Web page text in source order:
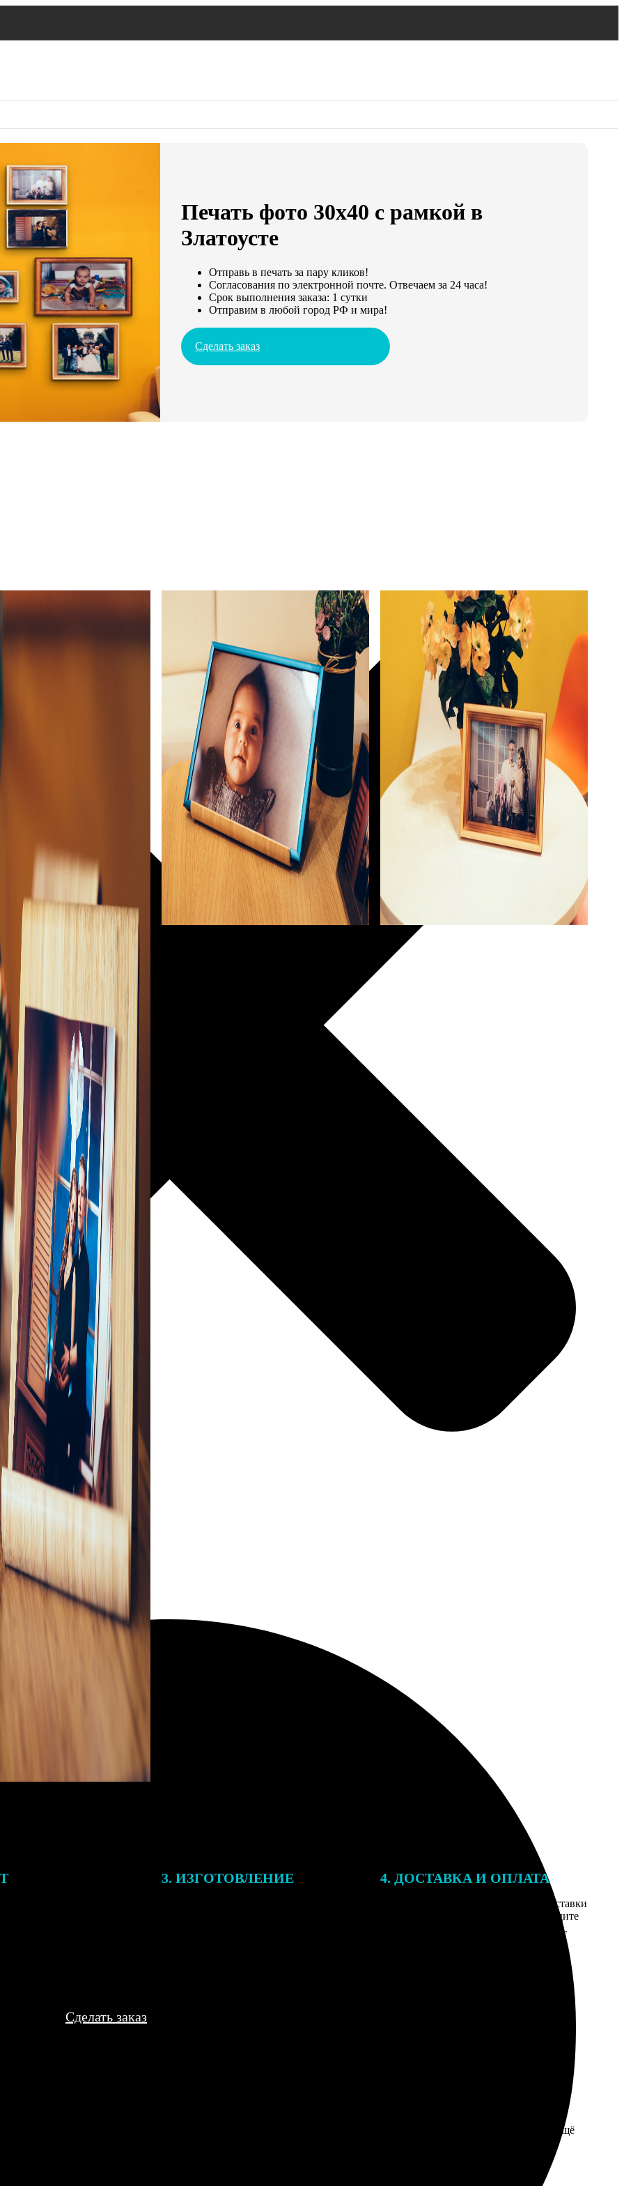
Печать фото 30х40 с рамкой в
Златоусте
Отправь в печать за пару кликов!
Согласования по электронной почте. Отвечаем за 24 часа!
Срок выполнения заказа: 1 сутки
Отправим в любой город РФ и мира!
Сделать заказ
3. ИЗГОТОВЛЕНИЕ 4. ДОСТАВКА И ОПЛАТА
Введите адрес и выберите способ доставки
заказа. Если у вас есть промокод, введите
его в специальное поле для промокода.
Сделать заказ
ярмарки в школе. Сделали недорого, ярко, дети разобрали за час. Организаторы остались довольны, будем ещё